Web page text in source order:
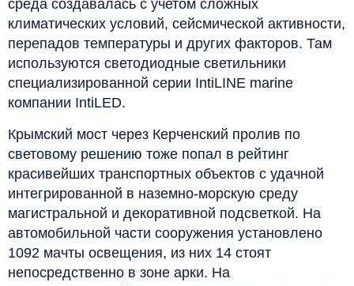
среда создавалась с учетом сложных
климатических условий, сейсмической активности,
перепадов температуры и других факторов. Там
используются светодиодные светильники
специализированной серии IntiLINE marine
компании IntiLED.
Крымский мост через Керченский пролив по
световому решению тоже попал в рейтинг
красивейших транспортных объектов с удачной
интегрированной в наземно-морскую среду
магистральной и декоративной подсветкой. На
автомобильной части сооружения установлено
1092 мачты освещения, из них 14 стоят
непосредственно в зоне арки. На